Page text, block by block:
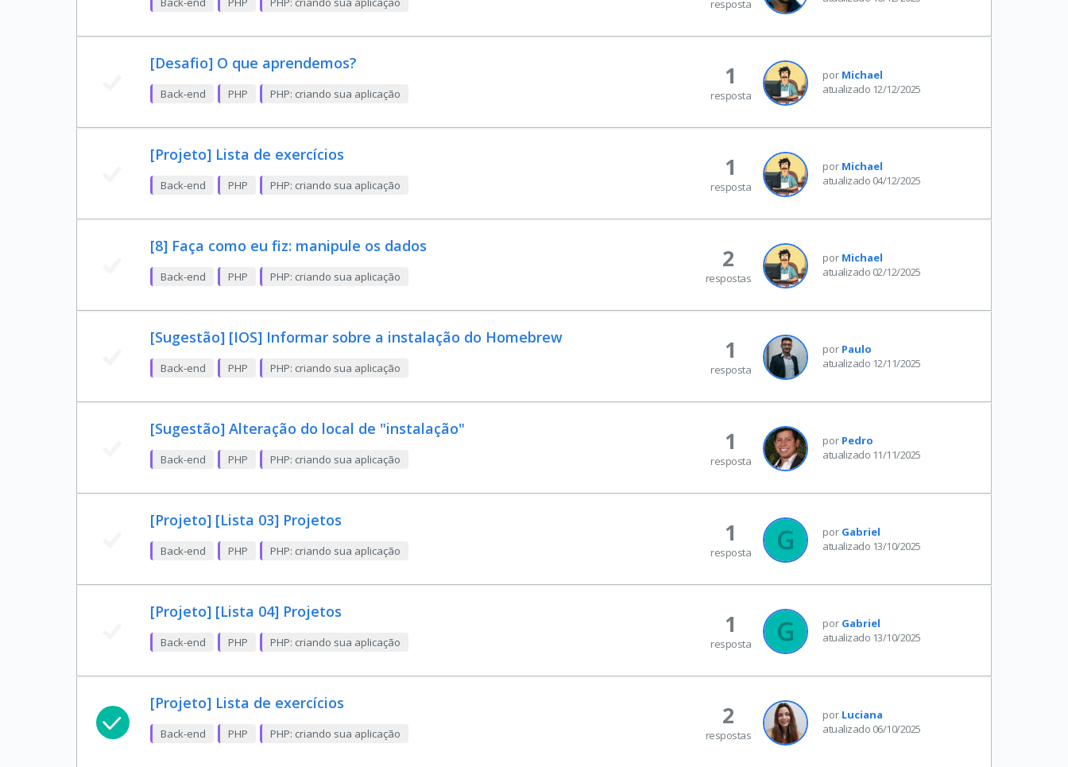
resposta
[Desafio] O que aprendemos?
Back-end PHP PHP: criando sua aplicação
por Michael
atualizado 12/12/2025
1
resposta
[Projeto] Lista de exercícios
Back-end PHP PHP: criando sua aplicação
por Michael
atualizado 04/12/2025
1
resposta
[8] Faça como eu fiz: manipule os dados
Back-end PHP PHP: criando sua aplicação
por Michael
atualizado 02/12/2025
2
respostas
[Sugestão] [IOS] Informar sobre a instalação do Homebrew
Back-end PHP PHP: criando sua aplicação
por Paulo
atualizado 12/11/2025
1
resposta
[Sugestão] Alteração do local de "instalação"
Back-end PHP PHP: criando sua aplicação
por Pedro
atualizado 11/11/2025
1
resposta
[Projeto] [Lista 03] Projetos
Back-end PHP PHP: criando sua aplicação
por Gabriel
atualizado 13/10/2025
1
resposta
[Projeto] [Lista 04] Projetos
Back-end PHP PHP: criando sua aplicação
por Gabriel
atualizado 13/10/2025
1
resposta
[Projeto] Lista de exercícios
Back-end PHP PHP: criando sua aplicação
por Luciana
atualizado 06/10/2025
2
respostas